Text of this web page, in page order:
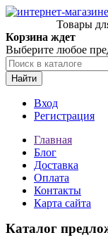
Товары
Корзина ждет
Выберите любое
Найти
Вход
Регистрация
Главная
Блог
Доставка
Оплата
Контакты
Карта сайта
Каталог